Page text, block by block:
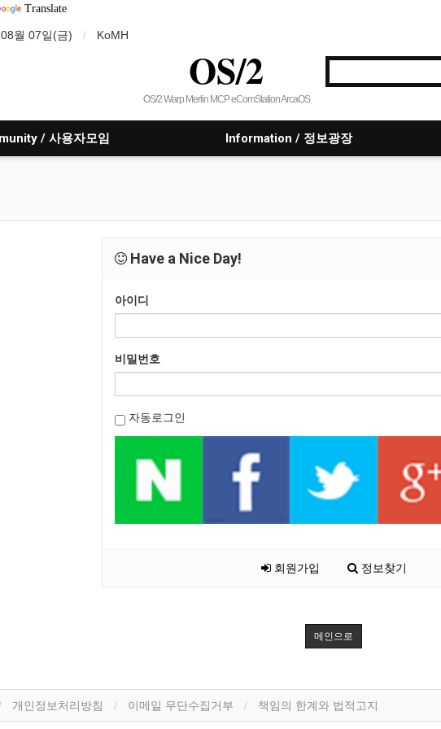
Translate
08월 07일(금) KoMH
OS/2
OS/2 Warp Merlin MCP eComStation ArcaOS
/ 사용자모임 Information / 정보광장
Have a Nice Day!
아이디
비밀번호
자동로그인
회원가입 정보찾기
메인으로
개인정보처리방침 이메일 무단수집거부 책임의 한계와 법적고지